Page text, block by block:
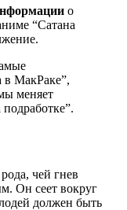
о
“Сатана
в МакРаке”,
меняет
чей гнев
Он сеет вокруг
должен быть